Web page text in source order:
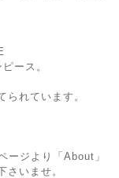
ース。
られています。
ージより「About」
さいませ。